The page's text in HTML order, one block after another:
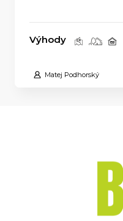
Výhody
Matej Podhorský